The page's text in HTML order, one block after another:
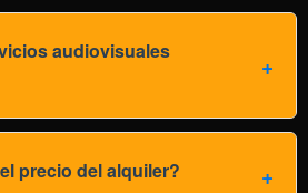
audiovisuales
precio del alquiler?